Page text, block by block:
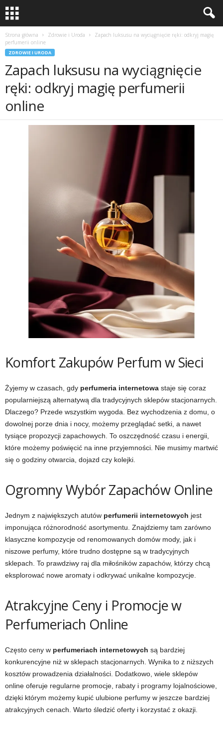
Strona główna Zdrowie i Uroda
Zapach luksusu na wyciągnięcie ręki: odkryj magię
perfumerii online
ZDROWIE I URODA
Zapach luksusu na wyciągnięcie
ręki: odkryj magię perfumerii
online
Komfort Zakupów Perfum w Sieci
Żyjemy w czasach, gdy perfumeria internetowa staje się coraz
popularniejszą alternatywą dla tradycyjnych sklepów stacjonarnych.
Dlaczego? Przede wszystkim wygoda. Bez wychodzenia z domu, o
dowolnej porze dnia i nocy, możemy przeglądać setki, a nawet
tysiące propozycji zapachowych. To oszczędność czasu i energii,
które możemy poświęcić na inne przyjemności. Nie musimy martwić
się o godziny otwarcia, dojazd czy kolejki.
Ogromny Wybór Zapachów Online
Jednym z największych atutów perfumerii internetowych jest
imponująca różnorodność asortymentu. Znajdziemy tam zarówno
klasyczne kompozycje od renomowanych domów mody, jak i
niszowe perfumy, które trudno dostępne są w tradycyjnych
sklepach. To prawdziwy raj dla miłośników zapachów, którzy chcą
eksplorować nowe aromaty i odkrywać unikalne kompozycje.
Atrakcyjne Ceny i Promocje w
Perfumeriach Online
Często ceny w perfumeriach internetowych są bardziej
konkurencyjne niż w sklepach stacjonarnych. Wynika to z niższych
kosztów prowadzenia działalności. Dodatkowo, wiele sklepów
online oferuje regularne promocje, rabaty i programy lojalnościowe,
dzięki którym możemy kupić ulubione perfumy w jeszcze bardziej
atrakcyjnych cenach. Warto śledzić oferty i korzystać z okazji.